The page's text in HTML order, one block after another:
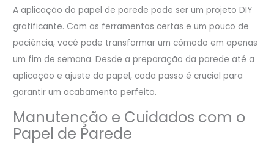
A aplicação do papel de parede pode ser um projeto DIY
gratificante. Com as ferramentas certas e um pouco de
paciência, você pode transformar um cômodo em apenas
um fim de semana. Desde a preparação da parede até a
aplicação e ajuste do papel, cada passo é crucial para
garantir um acabamento perfeito.
Manutenção e Cuidados com o
Papel de Parede